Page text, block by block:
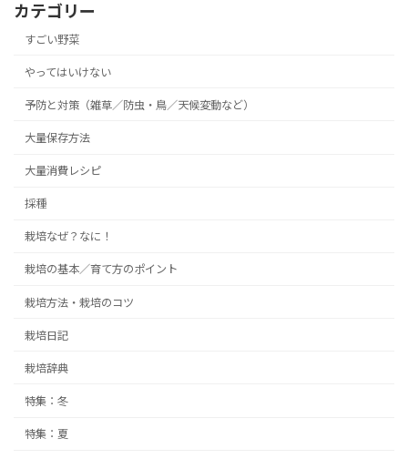
カテゴリー
すごい野菜
やってはいけない
予防と対策（雑草／防虫・鳥／天候変動など）
大量保存方法
大量消費レシピ
採種
栽培なぜ？なに！
栽培の基本／育て方のポイント
栽培方法・栽培のコツ
栽培日記
栽培辞典
特集：冬
特集：夏